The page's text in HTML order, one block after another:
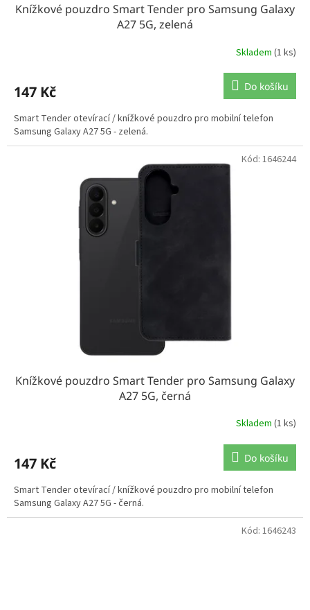
Knížkové pouzdro Smart Tender pro Samsung Galaxy
A27 5G, zelená
Skladem (1 ks)
147 Kč Do košíku
Smart Tender otevírací / knížkové pouzdro pro mobilní telefon
Samsung Galaxy A27 5G - zelená.
Knížkové pouzdro Smart Tender pro Samsung Galaxy
A27 5G, černá
Skladem (1 ks)
147 Kč Do košíku
Smart Tender otevírací / knížkové pouzdro pro mobilní telefon
Samsung Galaxy A27 5G - černá.
Kód: 1646244
Kód: 1646243